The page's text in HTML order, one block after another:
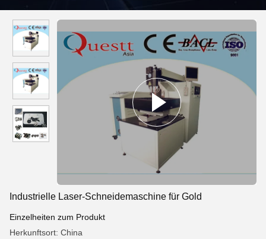
Industrielle Laser-Schneidemaschine für Gold
Einzelheiten zum Produkt
Herkunftsort: China